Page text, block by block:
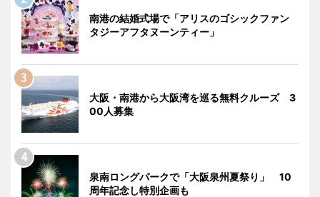
南港の結婚式場で「アリスのゴシックファン
タジーアフタヌーンティー」
大阪・南港から大阪湾を巡る無料クルーズ 3
00人募集
泉南ロングパークで「大阪泉州夏祭り」 10
周年記念し特別企画も